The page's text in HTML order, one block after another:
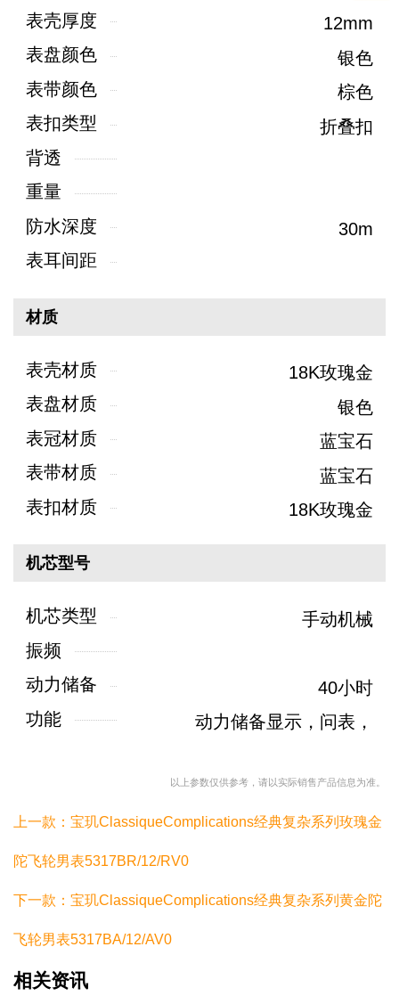
表壳厚度
12mm
表盘颜色
银色
表带颜色
棕色
表扣类型
折叠扣
背透
重量
防水深度
30m
表耳间距
材质
表壳材质
18K玫瑰金
表盘材质
银色
表冠材质
蓝宝石
表带材质
蓝宝石
表扣材质
18K玫瑰金
机芯型号
机芯类型
手动机械
振频
动力储备
40小时
功能
动力储备显示，问表，
以上参数仅供参考，请以实际销售产品信息为准。
上一款：宝玑ClassiqueComplications经典复杂系列玫瑰金
陀飞轮男表5317BR/12/RV0
下一款：宝玑ClassiqueComplications经典复杂系列黄金陀
飞轮男表5317BA/12/AV0
相关资讯